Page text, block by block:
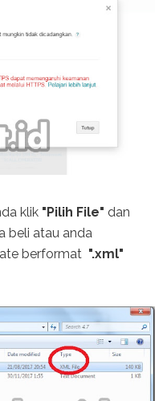
klik "Pilih File" dan
beli atau anda
berformat ".xml"